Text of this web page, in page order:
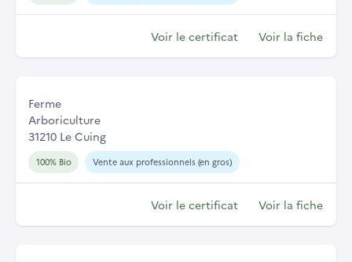
Voir le certificat Voir la fiche
Ferme
Arboriculture
31210 Le Cuing
100% Bio Vente aux professionnels (en gros)
Voir le certificat Voir la fiche